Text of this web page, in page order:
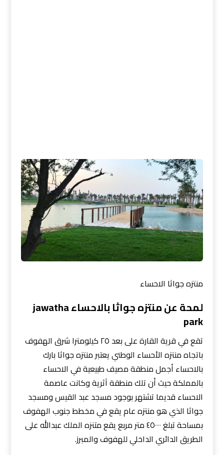
منتزه جواثا الاحساء
لمحة عن منتزه جواثا بالاحساء jawatha
park
تقع في قرية القارة على بعد ٢٥ كيلومترا شرق الهفوف
باتجاه منتزه الأحساء الوطني يعتبر منتزه جواثا بارك
بالاحساء أجمل منطقة مصيف طبيعية في الاحساء
بالمملكة حيث أن تلك منطقة آثرية وكانت عاصمة
الاحساء قديما تشتهر بوجود مسجد عبد القيس ومسجد
جواثا الذي هو منتزه عام يقع في مخطط جنوب الهفوف
بمساحة تبلغ ٤٥٠٠٠٠ متر مربع يقع متنزه الملك عبدالله على
الطريق الدائري الداخلي للهفوف والمبرز.